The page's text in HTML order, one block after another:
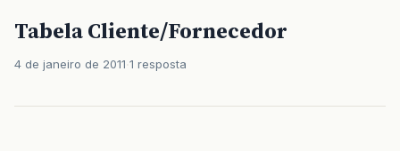
Tabela Cliente/Fornecedor
4 de janeiro de 2011 1 resposta